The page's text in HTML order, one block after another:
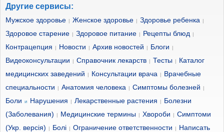
Другие сервисы:
Мужское здоровье | Женское здоровье | Здоровье ребенка |
Здоровое старение | Здоровое питание | Рецепты блюд |
Контрацепция | Новости | Архив новостей | Блоги |
Видеоконсультации | Справочник лекарств | Тесты |
Каталог
медицинских заведений
| Консультации врача |
Врачебные
специальности
| Анатомия человека | Симптомы болезней |
Боли и Нарушения | Лекарственные растения |
Болезни
(Заболевания)
| Медицинские термины | Хвороби | Симптоми
(Укр. версія)
| Болі | Ограничение ответственности |
Написать